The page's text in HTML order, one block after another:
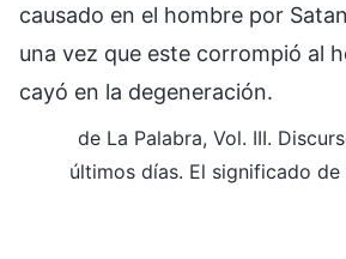
causado en el hombre por
una vez que este corrompió al
cayó en la degeneración.
de La Palabra, Vol. III.
últimos días. El significado